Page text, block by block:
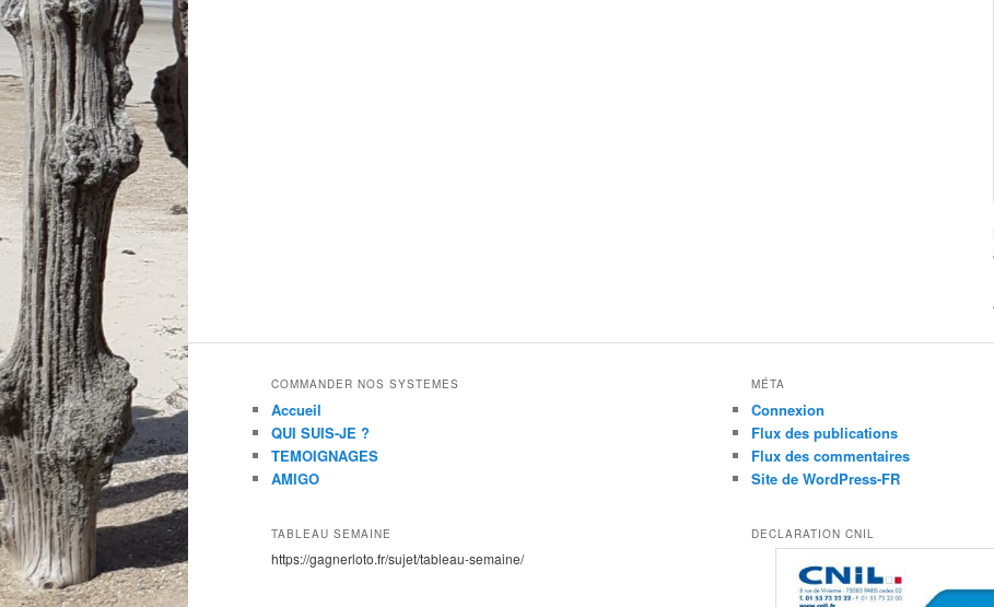
COMMANDER NOS SYSTEMES
Accueil
QUI SUIS-JE ?
TEMOIGNAGES
AMIGO
TABLEAU SEMAINE
https://gagnerloto.fr/sujet/tableau-semaine/
MÉTA
Connexion
Flux des publications
Flux des commentaires
Site de WordPress-FR
DECLARATION CNIL